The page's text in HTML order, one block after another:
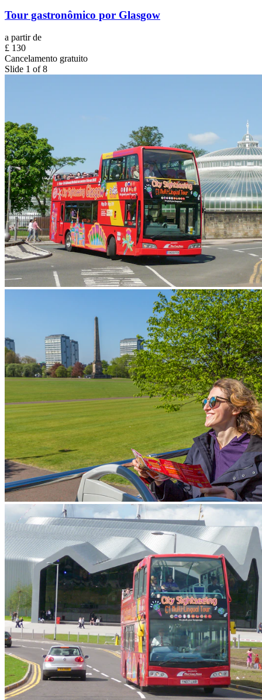
Tour gastronômico por Glasgow
a partir de
£ 130
Cancelamento gratuito
Slide 1 of 8